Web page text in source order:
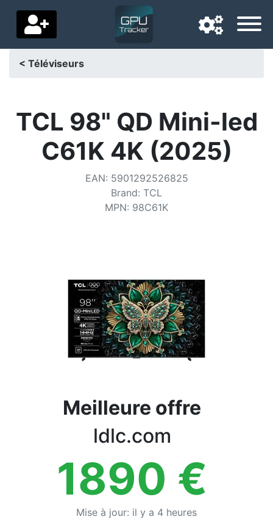
Pays de livraison
Accueil
< Téléviseurs
TCL 98" QD Mini-led
C61K 4K (2025)
EAN: 5901292526825
Brand: TCL
MPN: 98C61K
Meilleure offre
ldlc.com
1890 €
Mise à jour: il y a 4 heures